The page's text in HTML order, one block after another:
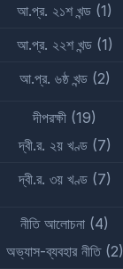
আ.প্র. ২১শ খন্ড (1)
আ.প্র. ২২শ খন্ড(1)
আ.প্র. ৬ষ্ঠ খন্ড(2)
দীপরক্ষী (19)
দ্বী.র. ২য় খণ্ড(7)
দ্বী.র. ৩য় খণ্ড(7)
নীতি আলোচনা (4)
অভ্যাস-ব্যবহার নীতি(2)